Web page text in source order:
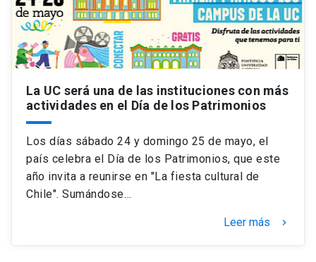
La UC será una de las instituciones con más
actividades en el Día de los Patrimonios
Los días sábado 24 y domingo 25 de mayo, el
país celebra el Día de los Patrimonios, que este
año invita a reunirse en "La fiesta cultural de
Chile". Sumándose…
Leer más keyboard_arrow_right